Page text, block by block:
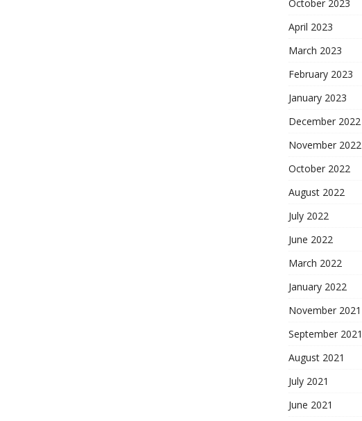
October 2023
April 2023
March 2023
February 2023
January 2023
December 2022
November 2022
October 2022
August 2022
July 2022
June 2022
March 2022
January 2022
November 2021
September 2021
August 2021
July 2021
June 2021